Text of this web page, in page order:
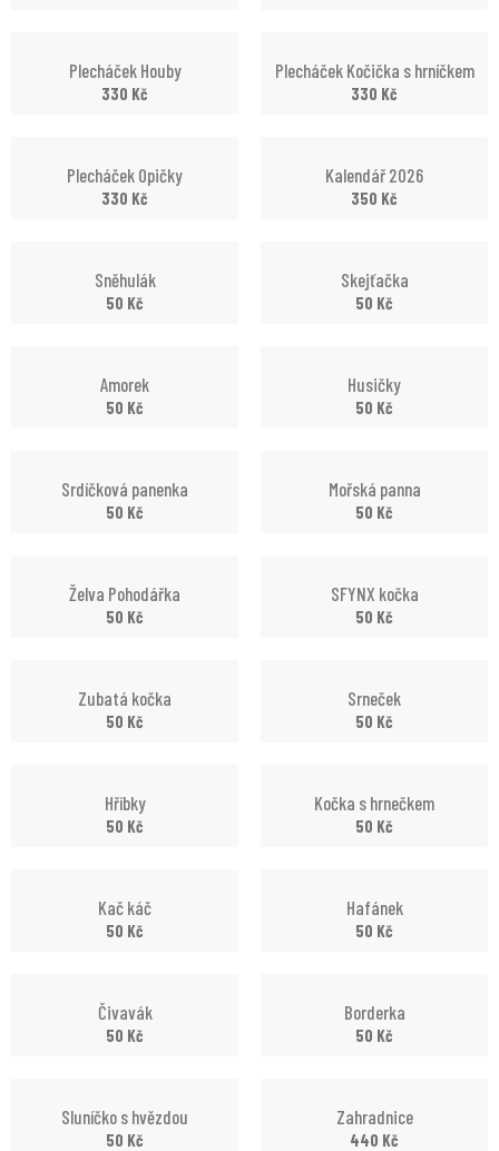
Plecháček Houby
330 Kč
Plecháček Kočička s hrníčkem
330 Kč
Plecháček Opičky
330 Kč
Kalendář 2026
350 Kč
Sněhulák
50 Kč
Skejťačka
50 Kč
Amorek
50 Kč
Husičky
50 Kč
Srdíčková panenka
50 Kč
Mořská panna
50 Kč
Želva Pohodářka
50 Kč
SFYNX kočka
50 Kč
Zubatá kočka
50 Kč
Srneček
50 Kč
Hříbky
50 Kč
Kočka s hrnečkem
50 Kč
Kač káč
50 Kč
Hafánek
50 Kč
Čivavák
50 Kč
Borderka
50 Kč
Sluníčko s hvězdou
50 Kč
Zahradnice
440 Kč